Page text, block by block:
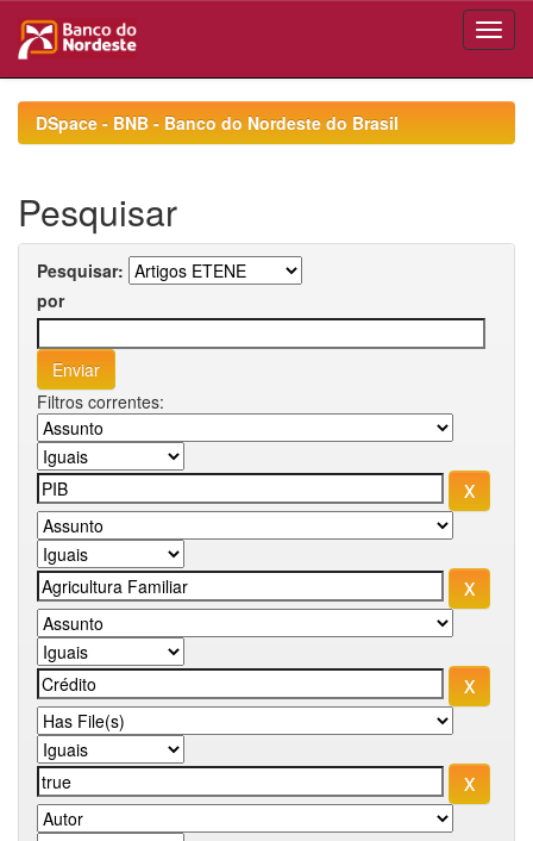
navigationDSpace - BNB - Banco do Nordeste do Brasil
Pesquisar
Pesquisar:
por
Filtros correntes: